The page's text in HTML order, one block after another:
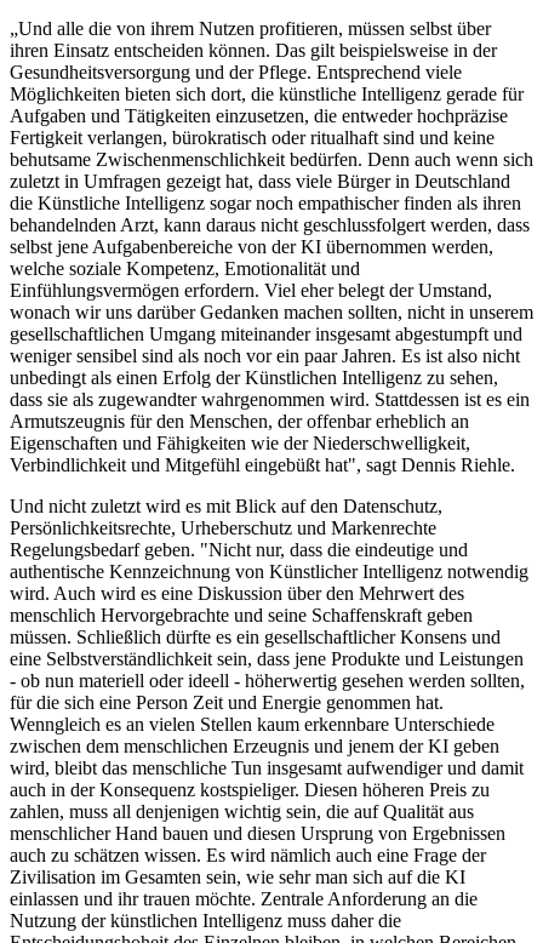
„Und alle die von ihrem Nutzen profitieren, müssen selbst über
ihren Einsatz entscheiden können. Das gilt beispielsweise in der
Gesundheitsversorgung und der Pflege. Entsprechend viele
Möglichkeiten bieten sich dort, die künstliche Intelligenz gerade für
Aufgaben und Tätigkeiten einzusetzen, die entweder hochpräzise
Fertigkeit verlangen, bürokratisch oder ritualhaft sind und keine
behutsame Zwischenmenschlichkeit bedürfen. Denn auch wenn sich
zuletzt in Umfragen gezeigt hat, dass viele Bürger in Deutschland
die Künstliche Intelligenz sogar noch empathischer finden als ihren
behandelnden Arzt, kann daraus nicht geschlussfolgert werden, dass
selbst jene Aufgabenbereiche von der KI übernommen werden,
welche soziale Kompetenz, Emotionalität und
Einfühlungsvermögen erfordern. Viel eher belegt der Umstand,
wonach wir uns darüber Gedanken machen sollten, nicht in unserem
gesellschaftlichen Umgang miteinander insgesamt abgestumpft und
weniger sensibel sind als noch vor ein paar Jahren. Es ist also nicht
unbedingt als einen Erfolg der Künstlichen Intelligenz zu sehen,
dass sie als zugewandter wahrgenommen wird. Stattdessen ist es ein
Armutszeugnis für den Menschen, der offenbar erheblich an
Eigenschaften und Fähigkeiten wie der Niederschwelligkeit,
Verbindlichkeit und Mitgefühl eingebüßt hat", sagt Dennis Riehle.
Und nicht zuletzt wird es mit Blick auf den Datenschutz,
Persönlichkeitsrechte, Urheberschutz und Markenrechte
Regelungsbedarf geben. "Nicht nur, dass die eindeutige und
authentische Kennzeichnung von Künstlicher Intelligenz notwendig
wird. Auch wird es eine Diskussion über den Mehrwert des
menschlich Hervorgebrachte und seine Schaffenskraft geben
müssen. Schließlich dürfte es ein gesellschaftlicher Konsens und
eine Selbstverständlichkeit sein, dass jene Produkte und Leistungen
- ob nun materiell oder ideell - höherwertig gesehen werden sollten,
für die sich eine Person Zeit und Energie genommen hat.
Wenngleich es an vielen Stellen kaum erkennbare Unterschiede
zwischen dem menschlichen Erzeugnis und jenem der KI geben
wird, bleibt das menschliche Tun insgesamt aufwendiger und damit
auch in der Konsequenz kostspieliger. Diesen höheren Preis zu
zahlen, muss all denjenigen wichtig sein, die auf Qualität aus
menschlicher Hand bauen und diesen Ursprung von Ergebnissen
auch zu schätzen wissen. Es wird nämlich auch eine Frage der
Zivilisation im Gesamten sein, wie sehr man sich auf die KI
einlassen und ihr trauen möchte. Zentrale Anforderung an die
Nutzung der künstlichen Intelligenz muss daher die